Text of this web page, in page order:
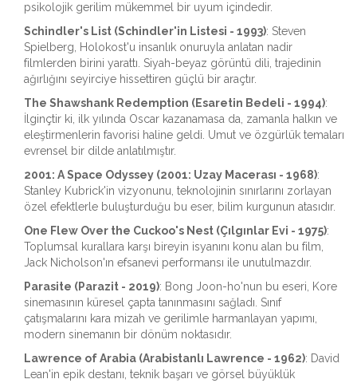
psikolojik gerilim mükemmel bir uyum içindedir.
Schindler's List (Schindler'in Listesi - 1993): Steven
Spielberg, Holokost'u insanlık onuruyla anlatan nadir
filmlerden birini yarattı. Siyah-beyaz görüntü dili, trajedinin
ağırlığını seyirciye hissettiren güçlü bir araçtır.
The Shawshank Redemption (Esaretin Bedeli - 1994):
İlginçtir ki, ilk yılında Oscar kazanamasa da, zamanla halkın ve
eleştirmenlerin favorisi haline geldi. Umut ve özgürlük temaları
evrensel bir dilde anlatılmıştır.
2001: A Space Odyssey (2001: Uzay Macerası - 1968):
Stanley Kubrick'in vizyonunu, teknolojinin sınırlarını zorlayan
özel efektlerle buluşturduğu bu eser, bilim kurgunun atasıdır.
One Flew Over the Cuckoo's Nest (Çılgınlar Evi - 1975):
Toplumsal kurallara karşı bireyin isyanını konu alan bu film,
Jack Nicholson'ın efsanevi performansı ile unutulmazdır.
Parasite (Parazit - 2019): Bong Joon-ho'nun bu eseri, Kore
sinemasının küresel çapta tanınmasını sağladı. Sınıf
çatışmalarını kara mizah ve gerilimle harmanlayan yapımı,
modern sinemanın bir dönüm noktasıdır.
Lawrence of Arabia (Arabistanlı Lawrence - 1962): David
Lean'in epik destanı, teknik başarı ve görsel büyüklük